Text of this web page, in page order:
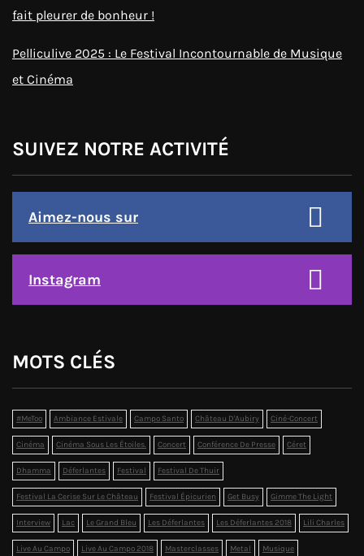
fait pleurer de bonheur !
Pelliculive 2025 : Le Festival Incontournable de Musique
et Cinéma
SUIVEZ NOTRE ACTIVITÉ
Aimez-nous sur
Instagram
MOTS CLÉS
#MeToo Ambiance Estivale Campo Santo Château D'Aubiry Ciné-Concert
Cinéma Cinéma Sous Les Étoiles. Concert Conférence De Presse Céret
Dhamma Déferlantes Festival Festival De Thuir
Festival La Cerise Sur Le Château Festival Épicurien Get Busy Gimme The Light
Interview Lac Le Grand Bleu Les Déferlantes Les Déferlantes 2018 Lili Charles
Live Au Campo Live Au Campo 2018 Masterclasses Metal Musique